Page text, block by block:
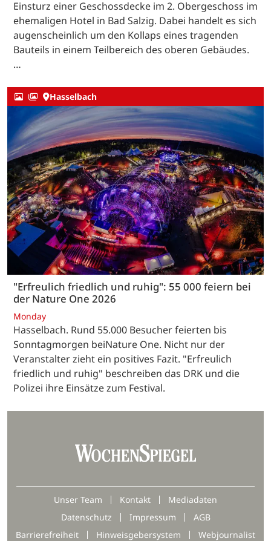
Einsturz einer Geschossdecke im 2. Obergeschoss im
ehemaligen Hotel in Bad Salzig. Dabei handelt es sich
augenscheinlich um den Kollaps eines tragenden
Bauteils in einem Teilbereich des oberen Gebäudes.
…
Hasselbach
"Erfreulich friedlich und ruhig": 55 000 feiern bei
der Nature One 2026
Monday
Hasselbach. Rund 55.000 Besucher feierten bis
Sonntagmorgen beiNature One. Nicht nur der
Veranstalter zieht ein positives Fazit. "Erfreulich
friedlich und ruhig" beschreiben das DRK und die
Polizei ihre Einsätze zum Festival.
Unser Team Kontakt
Mediadaten
Datenschutz
Impressum
AGB
Barrierefreiheit
Hinweisgebersystem Webjournalist